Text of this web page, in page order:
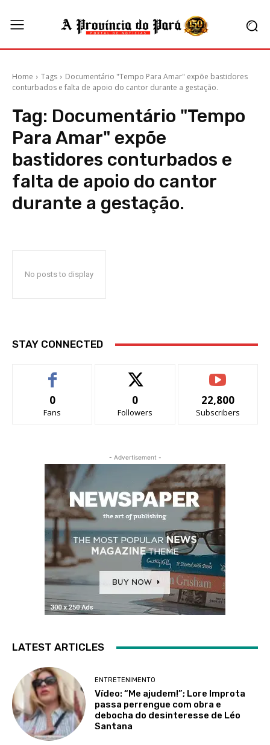
Home Tags
Documentário "Tempo Para Amar" expõe bastidores
conturbados e falta de apoio do cantor durante a gestação.
Tag: Documentário "Tempo
Para Amar" expõe
bastidores conturbados e
falta de apoio do cantor
durante a gestação.
No posts to display
STAY CONNECTED
0
Fans
0
Followers
22,800
Subscribers
- Advertisement -
LATEST ARTICLES
ENTRETENIMENTO
Vídeo: “Me ajudem!”; Lore Improta
passa perrengue com obra e
debocha do desinteresse de Léo
Santana